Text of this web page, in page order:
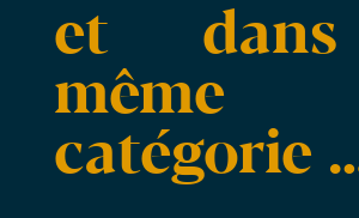
et
même
catégorie